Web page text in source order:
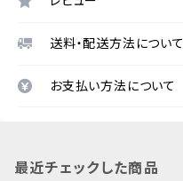
送料・配送方法について
お支払い方法について
最近チェックした商品